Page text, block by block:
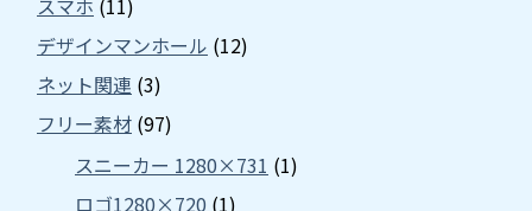
デザインマンホール (12)
ネット関連 (3)
フリー素材 (97)
スニーカー 1280×731 (1)
ロゴ1280×720 (1)